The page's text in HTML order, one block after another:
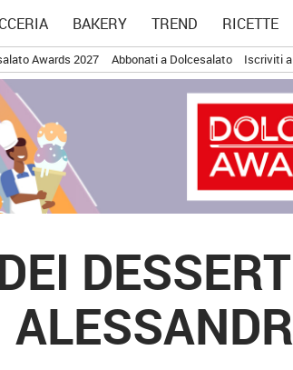
BAKERY TREND RICETTE
Awards 2027 Abbonati a Dolcesalato Iscriviti